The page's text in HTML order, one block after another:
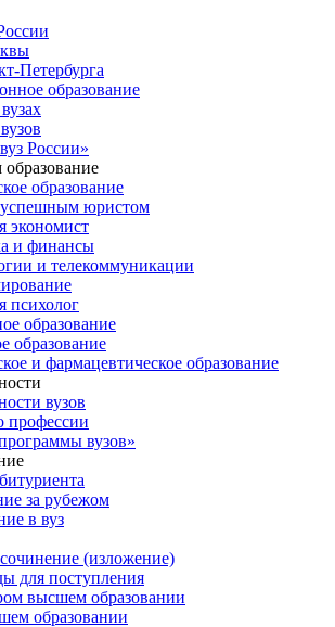
Петербурга
образование
России»
образование
успешным юристом
экономист
и финансы
и телекоммуникации
психолог
образование
образование
и фармацевтическое образование
вузов
профессии
вузов»
за рубежом
в вуз
(изложение)
для поступления
высшем образовании
образовании